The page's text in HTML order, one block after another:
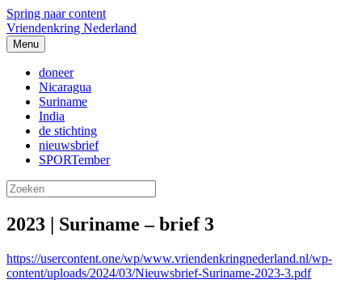
Spring naar content
Vriendenkring Nederland
Menu
doneer
Nicaragua
Suriname
India
de stichting
nieuwsbrief
SPORTember
2023 | Suriname – brief 3
https://usercontent.one/wp/www.vriendenkringnederland.nl/wp-
content/uploads/2024/03/Nieuwsbrief-Suriname-2023-3.pdf